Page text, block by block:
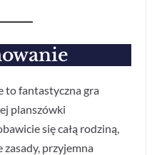
to fantastyczna gra
planszówki
się całą rodziną,
przyjemna